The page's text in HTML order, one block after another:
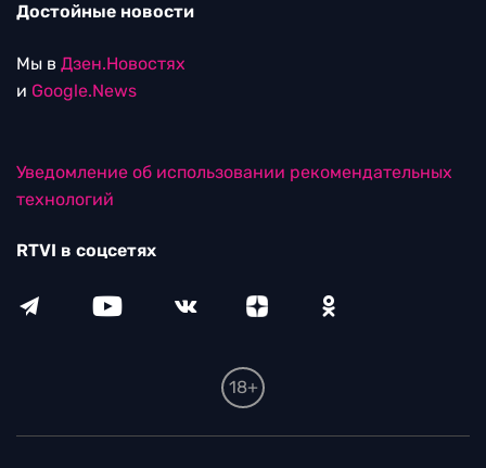
Достойные новости
Мы в Дзен.Новостях
и Google.News
Уведомление об использовании рекомендательных
технологий
RTVI в соцсетях
18+